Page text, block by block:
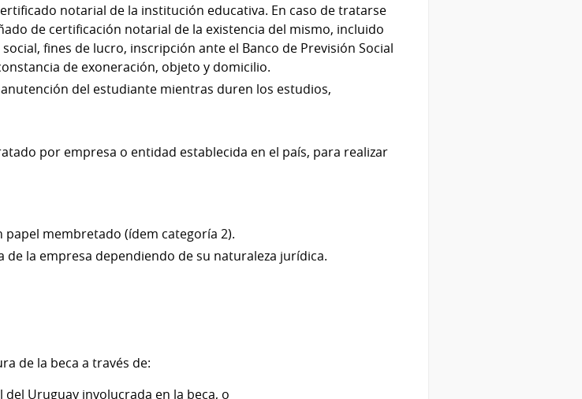
notarial de la institución educativa. En caso de tratarse
de certificación notarial de la existencia del mismo, incluido
fines de lucro, inscripción ante el Banco de Previsión Social
de exoneración, objeto y domicilio.
del estudiante mientras duren los estudios,
por empresa o entidad establecida en el país, para realizar
membretado (ídem categoría 2).
la empresa dependiendo de su naturaleza jurídica.
de la beca a través de:
Uruguay involucrada en la beca, o